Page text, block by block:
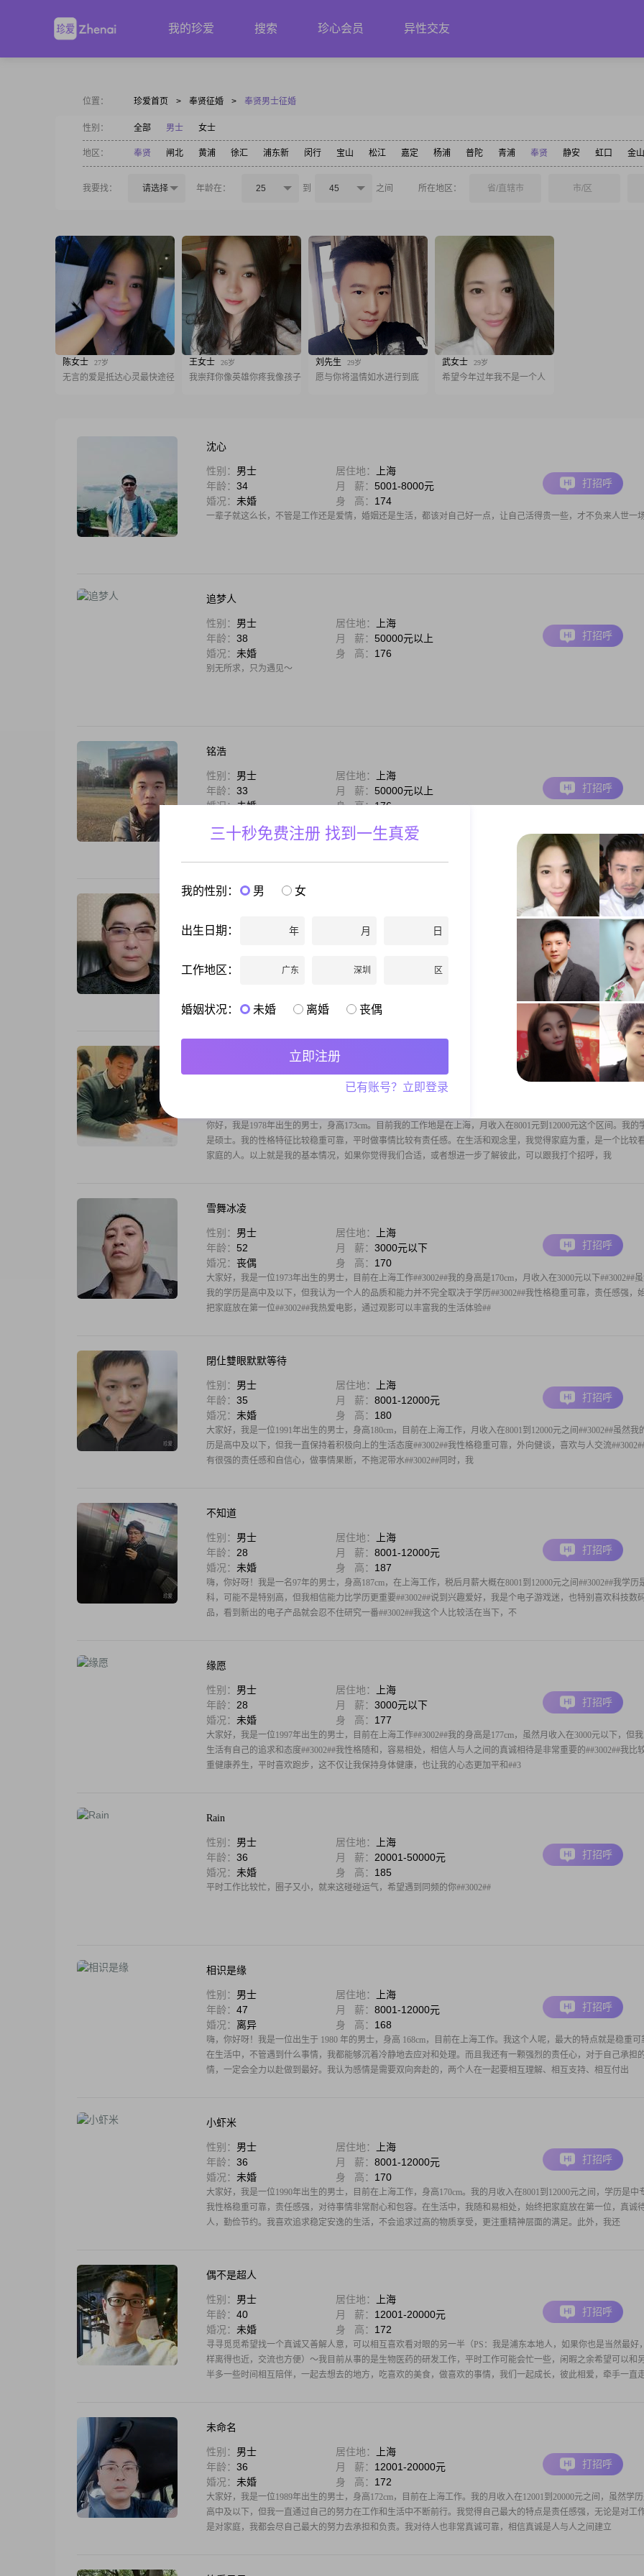
我的珍爱 搜索 珍心会员 异性交友
位置： 珍爱首页 > 奉贤征婚 > 奉贤男士征婚
性别： 全部 男士 女士
地区： 奉贤 闸北 黄浦 徐汇 浦东新 闵行 宝山 松江 嘉定 杨浦 普陀 青浦 奉贤 静安 虹口 金山
我要找： 请选择 年龄在： 25 到 45 之间 所在地区： 省/直辖市 市/区
陈女士 27岁
无言的爱是抵达心灵最快途径
王女士 26岁
我崇拜你像英雄你疼我像孩子
刘先生 29岁
愿与你将温情如水进行到底
武女士 29岁
希望今年过年我不是一个人
沈心
性别： 男士 居住地：
上海
年龄： 34 月 薪： 5001-8000元
婚况： 未婚 身 高： 174
一辈子就这么长，不管是工作还是爱情，婚姻还是生活，都该对自己好一点，让自己活得贵一些，才不负来人世一场
打招呼
追梦人
性别： 男士 居住地：
上海
年龄： 38 月 薪： 50000元以上
婚况： 未婚 身 高： 176
别无所求，只为遇见～
打招呼
铭浩
性别： 男士 居住地：
上海
年龄： 33 月 薪： 50000元以上
婚况：未婚 身 高：176
都请勿扰，谢谢
打招呼
性别： 居住地：
我喜欢做一个真实的自己，会照顾体贴人，热爱家庭，为人忠厚老实。虽然在陌生人面前不善于言表。但在家庭里
有商有量，互敬互爱.会营造一个很和睦家庭。希望对方一定要有修养.有素质的女人。不需要很漂亮的容颜和外表，
定要有气质，身体必须健康。不希望她抛头露面，花枝招展，纸醉金迷。更不希望她为一点小事纠缠不休，没完没
居住地：上海
月 薪：12001-20000元
你好，我是1978年出生的男士，身高173cm。目前我的工作地是在上海，月收入在8001元到12000元这个区间。我的
是硕士。我的性格特征比较稳重可靠，平时做事情比较有责任感。在生活和观念里，我觉得家庭为重，是一个比较
家庭的人。以上就是我的基本情况，如果你觉得我们合适，或者想进一步了解彼此，可以跟我打个招呼，我
雪舞冰凌
性别： 男士 居住地：
上海
年龄： 52 月 薪： 3000元以下
婚况： 丧偶 身 高： 170
大家好，我是一位1973年出生的男士，目前在上海工作##3002##我的身高是170cm，月收入在3000元以下##3002##
我的学历是高中及以下，但我认为一个人的品质和能力并不完全取决于学历##3002##我性格稳重可靠，责任感强，
把家庭放在第一位##3002##我热爱电影，通过观影可以丰富我的生活体验##
打招呼
閉仩雙眼默默等待
性别： 男士 居住地：
上海
年龄： 35 月 薪： 8001-12000元
婚况： 未婚 身 高： 180
大家好，我是一位1991年出生的男士，身高180cm，目前在上海工作，月收入在8001到12000元之间##3002##虽然我
历是高中及以下，但我一直保持着积极向上的生活态度##3002##我性格稳重可靠，外向健谈，喜欢与人交流
有很强的责任感和自信心，做事情果断，不拖泥带水##3002##同时，我
打招呼
不知道
性别： 男士 居住地：
上海
年龄： 28 月 薪： 8001-12000元
婚况： 未婚 身 高： 187
嗨，你好呀！我是一名97年的男士，身高187cm，在上海工作，税后月薪大概在8001到12000元之间##3002##我学历
科，可能不是特别高，但我相信能力比学历更重要##3002##说到兴趣爱好，我是个电子游戏迷，也特别喜欢科技数
品，看到新出的电子产品就会忍不住研究一番##3002##我这个人比较活在当下，不
打招呼
缘愿
性别： 男士 居住地：
上海
年龄： 28 月 薪： 3000元以下
婚况： 未婚 身 高： 177
大家好，我是一位1997年出生的男士，目前在上海工作##3002##我的身高是177cm，虽然月收入在3000元以下，但
生活有自己的追求和态度##3002##我性格随和，容易相处，相信人与人之间的真诚相待是非常重要的##3002##我比
重健康养生，平时喜欢跑步，这不仅让我保持身体健康，也让我的心态更加平和##3
打招呼
Rain
性别： 男士 居住地：
上海
年龄： 36 月 薪： 20001-50000元
婚况： 未婚 身 高： 185
平时工作比较忙，圈子又小，就来这碰碰运气，希望遇到同频的你##3002##
打招呼
相识是缘
性别： 男士 居住地：
上海
年龄： 47 月 薪： 8001-12000元
婚况： 离异 身 高： 168
嗨，你好呀！我是一位出生于 1980 年的男士，身高 168cm，目前在上海工作。我这个人呢，最大的特点就是稳重可
在生活中，不管遇到什么事情，我都能够沉着冷静地去应对和处理。而且我还有一颗强烈的责任心，对于自己承担
情，一定会全力以赴做到最好。我认为感情是需要双向奔赴的，两个人在一起要相互理解、相互支持、相互付出
打招呼
小虾米
性别： 男士 居住地：
上海
年龄： 36 月 薪： 8001-12000元
婚况： 未婚 身 高： 170
大家好，我是一位1990年出生的男士，目前在上海工作，身高170cm。我的月收入在8001到12000元之间，学历是中
我性格稳重可靠，责任感强，对待事情非常耐心和包容。在生活中，我随和易相处，始终把家庭放在第一位，真诚
人，勤俭节约。我喜欢追求稳定安逸的生活，不会追求过高的物质享受，更注重精神层面的满足。此外，我还
打招呼
偶不是超人
性别： 男士 居住地：
上海
年龄： 40 月 薪： 12001-20000元
婚况： 未婚 身 高： 172
寻寻觅觅希望找一个真诚又善解人意，可以相互喜欢看对眼的另一半（PS：我是浦东本地人，如果你也是当然最好
样离得也近，交流也方便）～我目前从事的是生物医药的研发工作，平时工作可能会忙一些，闲暇之余希望可以和
半多一些时间相互陪伴，一起去想去的地方，吃喜欢的美食，做喜欢的事情，我们一起成长，彼此相爱，牵手一直
打招呼
未命名
性别： 男士 居住地：
上海
年龄： 36 月 薪： 12001-20000元
婚况： 未婚 身 高： 172
大家好，我是一位1989年出生的男士，身高172cm，目前在上海工作。我的月收入在12001到20000元之间，虽然学
高中及以下，但我一直通过自己的努力在工作和生活中不断前行。我觉得自己最大的特点是责任感强，无论是对工
是对家庭，我都会尽自己最大的努力去承担和负责。我对待人也非常真诚可靠，相信真诚是人与人之间建立
打招呼
三十秒免费注册 找到一生真爱
我的性别： 男 女
出生日期： 年 月 日
工作地区： 广东 深圳 区
婚姻状况： 未婚 离婚 丧偶
立即注册
已有账号？立即登录